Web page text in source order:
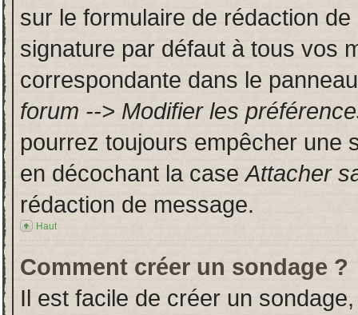
sur le formulaire de rédaction
signature par défaut à tous vos
correspondante dans le
forum --> Modifier les
pourrez toujours empêcher une
en décochant la caseAttacher
rédaction de message.
Haut
Comment créer un sondage ?
Il est facile de créer un